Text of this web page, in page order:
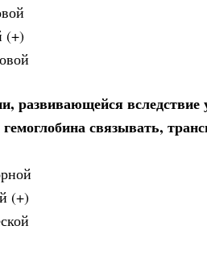
(+)
развивающейся
гемоглобина связывать,
(+)